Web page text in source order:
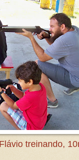
treinando,